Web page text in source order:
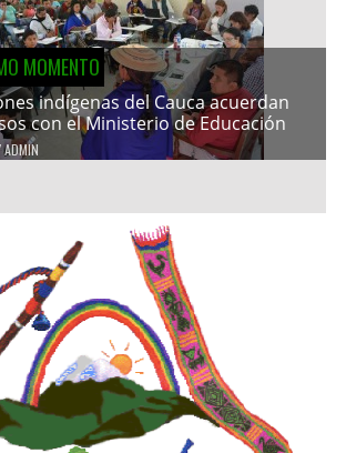
MOMENTO
indígenas del Cauca acuerdan
con el Ministerio de Educación
ADMIN